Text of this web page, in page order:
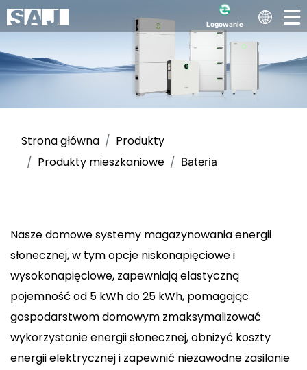
Logowanie
Domowe magazyny
Inteligentniejsze, bezpieczniejsze i skalowalne
magazyny energii dla domów na całym
świecie.
Zapytaj o produkty
Strona główna
Produkty
Produkty mieszkaniowe
Bateria
Nasze domowe systemy magazynowania energii
słonecznej, w tym opcje niskonapięciowe i
wysokonapięciowe, zapewniają elastyczną
pojemność od 5 kWh do 25 kWh, pomagając
gospodarstwom domowym zmaksymalizować
wykorzystanie energii słonecznej, obniżyć koszty
energii elektrycznej i zapewnić niezawodne zasilanie